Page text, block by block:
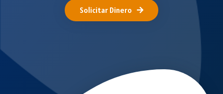
Solicitar Dinero